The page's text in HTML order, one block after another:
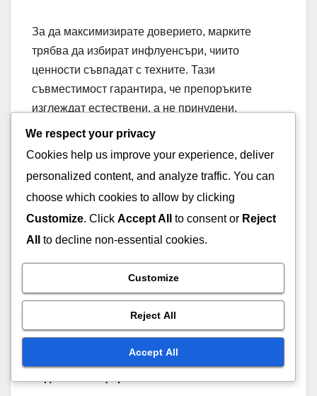
За да максимизирате доверието, марките
трябва да избират инфлуенсъри, чиито
ценности съвпадат с техните. Тази
съвместимост гарантира, че препоръките
изглеждат естествени, а не принудени,
увеличавайки общата ефективност на видео
грижа за кожата, може да създаде уроци, които
изглеждат автентични и ангажиращи,
увеличавайки както интереса, така и
продажбите.
Post
navigation
Най-добри практики за
видео SEO в Бразилия
Оптимизиране на
видео реклами за
бразилски социални
We respect your privacy
Cookies help us improve your experience, deliver
personalized content, and analyze traffic. You can
choose which cookies to allow by clicking
Customize. Click Accept All to consent or Reject
All
to decline non-essential cookies.
Customize
Reject All
Accept All